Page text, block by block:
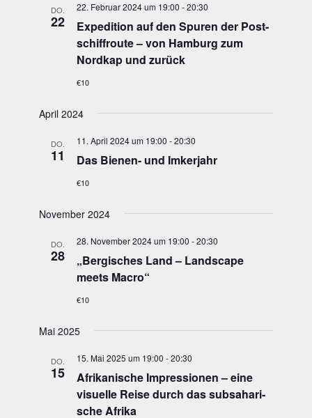
DO.
22
Expe­di­ti­on auf den Spu­ren der Post­
schif­frou­te – von Ham­burg zum
Nord­kap und zurück
22. Februar 2024 um 19:00 -20:30
€10
April 2024
DO.
11 Das Bie­nen- und Imkerjahr
11. April 2024 um 19:00 -20:30
€10
November 2024
DO.
28 „Ber­gi­sches Land – Land­scape
meets Macro“
28. November 2024 um 19:00 -20:30
€10
Mai 2025
DO.
15
Afri­ka­ni­sche Impres­sio­nen – eine
visu­el­le Rei­se durch das sub­sa­ha­ri­
sche Afrika
15. Mai 2025 um 19:00 -20:30